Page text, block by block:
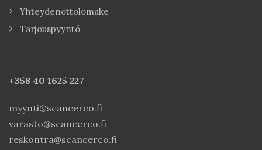
Yhteydenottolomake
Tarjouspyyntö
+358 40 1625 227
myynti@scancerco.fi
varasto@scancerco.fi
reskontra@scancerco.fi